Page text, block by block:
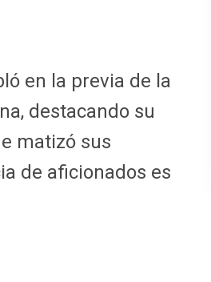
en la previa de la
destacando su
matizó sus
de aficionados es